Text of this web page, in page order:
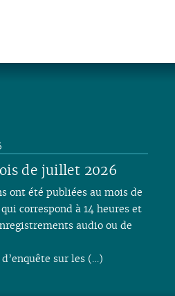
de juillet 2026
ont été publiées au mois de
correspond à 14 heures et
audio ou de
sur les (…)